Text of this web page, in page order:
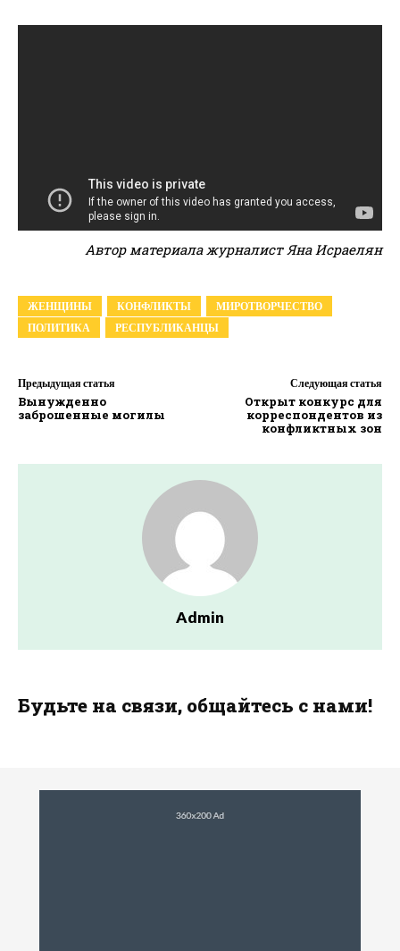
Автор материала журналист Яна Исраелян
ЖЕНЩИНЫ КОНФЛИКТЫ
МИРОТВОРЧЕСТВО
ПОЛИТИКА
РЕСПУБЛИКАНЦЫ
Предыдущая статья
Вынужденно
заброшенные могилы
Следующая статья
Открыт конкурс для
корреспондентов из
конфликтных зон
Admin
Будьте на связи, общайтесь с нами!